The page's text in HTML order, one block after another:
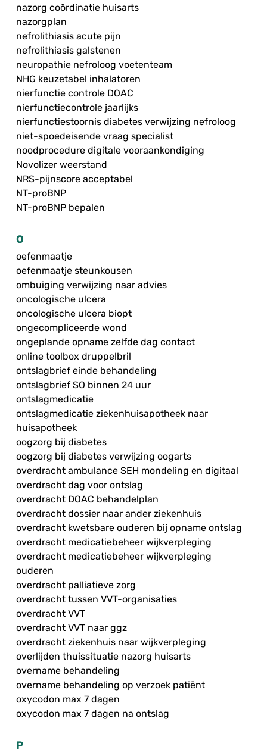
nazorg coördinatie huisarts
nazorgplan
nefrolithiasis acute pijn
nefrolithiasis galstenen
neuropathie nefroloog voetenteam
NHG keuzetabel inhalatoren
nierfunctie controle DOAC
nierfunctiecontrole jaarlijks
nierfunctiestoornis diabetes verwijzing nefroloog
niet-spoedeisende vraag specialist
noodprocedure digitale vooraankondiging
Novolizer weerstand
NRS-pijnscore acceptabel
NT-proBNP
NT-proBNP bepalen
O
oefenmaatje
oefenmaatje steunkousen
ombuiging verwijzing naar advies
oncologische ulcera
oncologische ulcera biopt
ongecompliceerde wond
ongeplande opname zelfde dag contact
online toolbox druppelbril
ontslagbrief einde behandeling
ontslagbrief SO binnen 24 uur
ontslagmedicatie
ontslagmedicatie ziekenhuisapotheek naar
huisapotheek
oogzorg bij diabetes
oogzorg bij diabetes verwijzing oogarts
overdracht ambulance SEH mondeling en digitaal
overdracht dag voor ontslag
overdracht DOAC behandelplan
overdracht dossier naar ander ziekenhuis
overdracht kwetsbare ouderen bij opname ontslag
overdracht medicatiebeheer wijkverpleging
overdracht medicatiebeheer wijkverpleging
ouderen
overdracht palliatieve zorg
overdracht tussen VVT-organisaties
overdracht VVT
overdracht VVT naar ggz
overdracht ziekenhuis naar wijkverpleging
overlijden thuissituatie nazorg huisarts
overname behandeling
overname behandeling op verzoek patiënt
oxycodon max 7 dagen
oxycodon max 7 dagen na ontslag
P